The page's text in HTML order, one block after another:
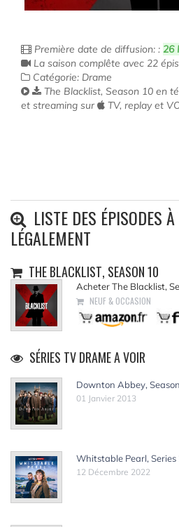
Première date de diffusion: : 26
La saison complête avec 22
Catégorie: Drame
The Blacklist, Season 10 en
et streaming sur
TV, replay et
LISTE DES ÉPISODES
LÉGALEMENT
THE BLACKLIST, SEASON 10
Acheter The Blacklist,
NEUF & OCCASION
SÉRIES TV DRAME A VOIR
Downton Abbey,
01 Janvier 2013
Whitstable Pearl, Series
12 Décembre 2022